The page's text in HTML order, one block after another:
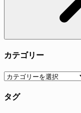
カテゴリー
カ
ゴ
タグ